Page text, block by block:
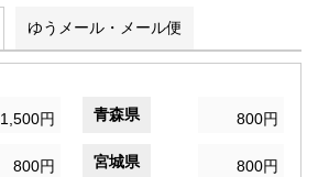
ゆうメール・メール便
1,500円 青森県 800円
800円 宮城県 800円